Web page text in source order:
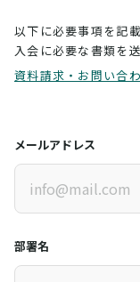
以下に必要事項を記
入会に必要な書類を
資料請求・お問い合
メールアドレス
部署名